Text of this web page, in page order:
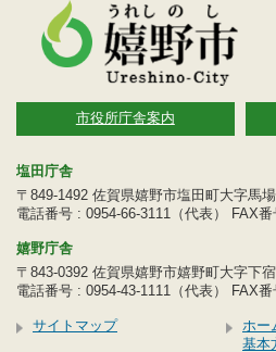
市役所庁舎案内
塩田庁舎
〒849-1492 佐賀県嬉野市塩田町大字馬
電話番号 : 0954-66-3111（代表） FAX
嬉野庁舎
〒843-0392 佐賀県嬉野市嬉野町大字下
電話番号 : 0954-43-1111（代表） FAX
サイトマップ
ホー
基本